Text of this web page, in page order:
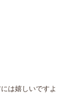
は嬉しいですよ